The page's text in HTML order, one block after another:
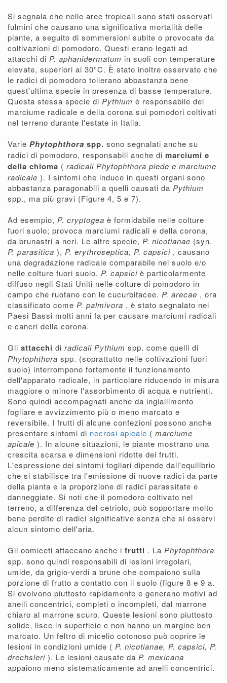
Si segnala che nelle aree tropicali sono stati osservati
fulmini che causano una significativa mortalità delle
piante, a seguito di sommersioni subite o provocate da
coltivazioni di pomodoro. Questi erano legati ad
attacchi di P. aphanidermatum in suoli con temperature
elevate, superiori ai 30°C. È stato inoltre osservato che
le radici di pomodoro tollerano abbastanza bene
quest'ultima specie in presenza di basse temperature.
Questa stessa specie di Pythium è responsabile del
marciume radicale e della corona sui pomodori coltivati ​​
nel terreno durante l'estate in Italia.
Varie Phytophthora spp. sono segnalati anche su
radici di pomodoro, responsabili anche di marciumi e
della chioma ( radicali Phytophthora piede e marciume
radicale ). I sintomi che induce in questi organi sono
abbastanza paragonabili a quelli causati da Pythium
spp., ma più gravi (Figure 4, 5 e 7).
Ad esempio, P. cryptogea è formidabile nelle colture
fuori suolo; provoca marciumi radicali e della corona,
da brunastri a neri. Le altre specie, P. nicotianae (syn.
P. parasitica ), P. erythroseptica, P. capsici , causano
una degradazione radicale comparabile nel suolo e/o
nelle colture fuori suolo. P. capsici è particolarmente
diffuso negli Stati Uniti nelle colture di pomodoro in
campo che ruotano con le cucurbitacee. P. arecae , ora
classificato come P. palmivora , è stato segnalato nei
Paesi Bassi molti anni fa per causare marciumi radicali
e cancri della corona.
Gli attacchi di radicali Pythium spp. come quelli di
Phytophthora spp. (soprattutto nelle coltivazioni fuori
suolo) interrompono fortemente il funzionamento
dell'apparato radicale, in particolare riducendo in misura
maggiore o minore l'assorbimento di acqua e nutrienti.
Sono quindi accompagnati anche da ingiallimento
fogliare e avvizzimento più o meno marcato e
reversibile. I frutti di alcune confezioni possono anche
presentare sintomi di necrosi apicale ( marciume
apicale ). In alcune situazioni, le piante mostrano una
crescita scarsa e dimensioni ridotte dei frutti.
L'espressione dei sintomi fogliari dipende dall'equilibrio
che si stabilisce tra l'emissione di nuove radici da parte
della pianta e la proporzione di radici parassitate e
danneggiate. Si noti che il pomodoro coltivato nel
terreno, a differenza del cetriolo, può sopportare molto
bene perdite di radici significative senza che si osservi
alcun sintomo dell'aria.
Gli oomiceti attaccano anche i frutti . La Phytophthora
spp. sono quindi responsabili di lesioni irregolari,
umide, da grigio-verdi a brune che compaiono sulla
porzione di frutto a contatto con il suolo (figure 8 e 9 a.
Si evolvono piuttosto rapidamente e generano motivi ad
anelli concentrici, completi o incompleti, dal marrone
chiaro al marrone scuro. Queste lesioni sono piuttosto
solide, lisce in superficie e non hanno un margine ben
marcato. Un feltro di micelio cotonoso può coprire le
lesioni in condizioni umide ( P. nicotianae, P. capsici, P.
drechsleri ). Le lesioni causate da P. mexicana
appaiono meno sistematicamente ad anelli concentrici.